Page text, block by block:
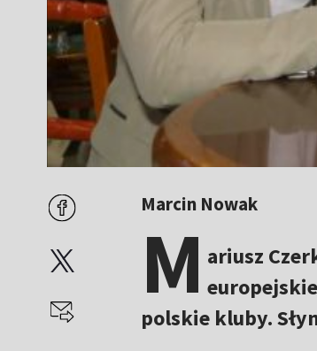
Marcin Nowak
M ariusz
polskie kluby.